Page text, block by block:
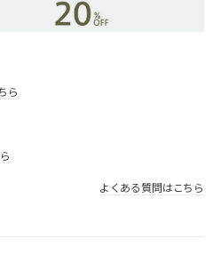
ら
よくある質問はこちら